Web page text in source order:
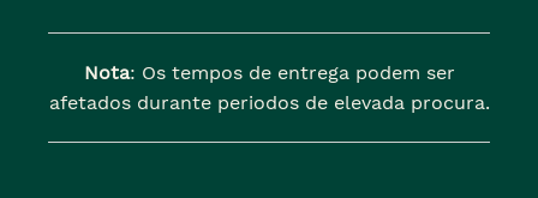
Nota: Os tempos de entrega podem ser
afetados durante periodos de elevada procura.